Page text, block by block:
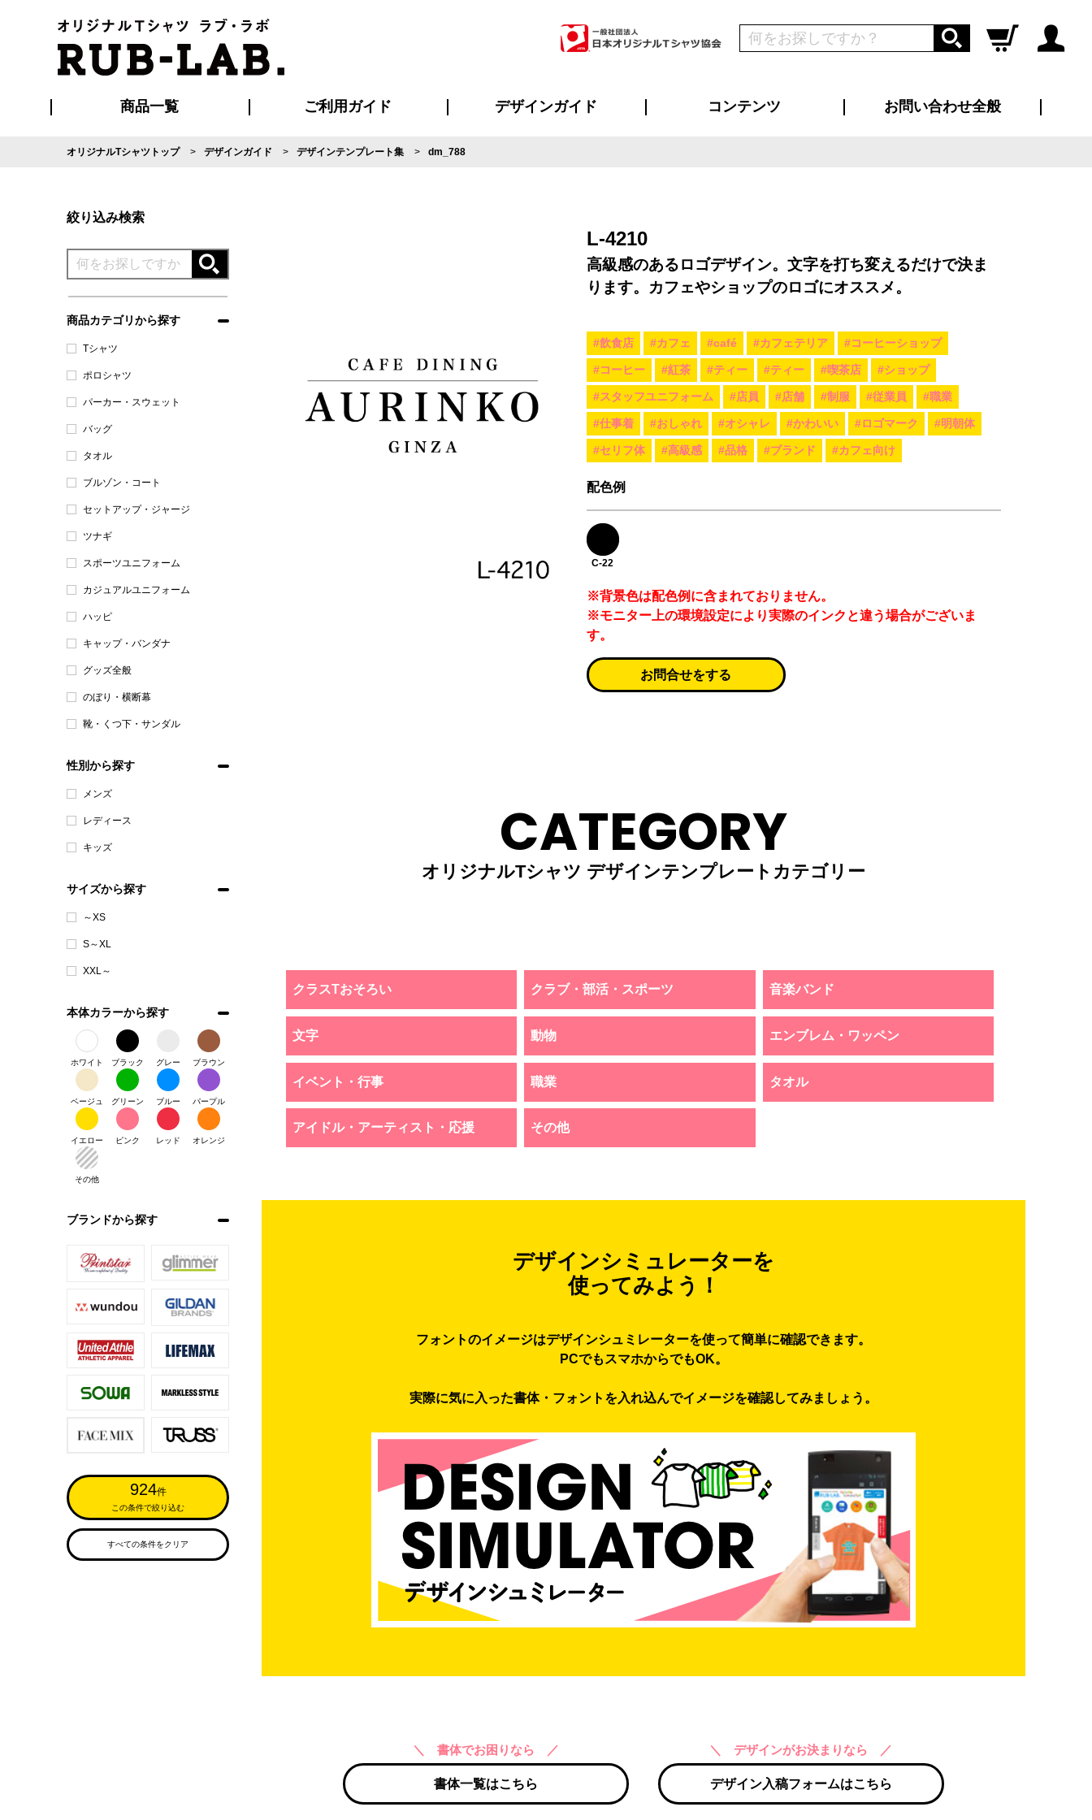
ログイン
商品一覧 ご利用ガイド
ご利用ガイド
はじめての方へ
再注文の方へ
お支払い方法について
割引まとめページ
発送・特急サービスについて
版の保管期限について
マイページ会員のメリット
よくあるご質問
デザインガイド コンテンツ お問い合わせ全般
オリジナルTシャツトップ デザインガイド デザインテンプレート集 dm_788
絞り込み検索
商品カテゴリから探す
Tシャツ
ポロシャツ
パーカー・スウェット
バッグ
タオル
ブルゾン・コート
セットアップ・ジャージ
ツナギ
スポーツユニフォーム
カジュアルユニフォーム
ハッピ
キャップ・バンダナ
グッズ全般
のぼり・横断幕
靴・くつ下・サンダル
性別から探す
メンズ
レディース
キッズ
サイズから探す
～XS
S～XL
XXL～
本体カラーから探す
ホワイト ブラック グレー ブラウン
ベージュ グリーン ブルー パープル
イエロー ピンク レッド オレンジ
その他
ブランドから探す
924件
この条件で絞り込む
すべての条件をクリア
L-4210
高級感のあるロゴデザイン。文字を打ち変えるだけで決ま
ります。カフェやショップのロゴにオススメ。
#飲食店 #カフェ #café #カフェテリア #コーヒーショップ
#コーヒー #紅茶 #ティー #ティー #喫茶店 #ショップ
#スタッフユニフォーム #店員 #店舗 #制服 #従業員 #職業
#仕事着 #おしゃれ #オシャレ #かわいい #ロゴマーク #明朝体
#セリフ体 #高級感 #品格 #ブランド #カフェ向け
配色例
C-22
※背景色は配色例に含まれておりません。
※モニター上の環境設定により実際のインクと違う場合がございま
す。
お問合せをする
CATEGORY
オリジナルTシャツ デザインテンプレートカテゴリー
クラスTおそろい クラブ・部活・スポーツ 音楽バンド
文字 動物 エンブレム・ワッペン
イベント・行事 職業 タオル
アイドル・アーティスト・応援 その他
デザインシミュレーターを
使ってみよう！
フォントのイメージはデザインシュミレーターを使って簡単に確認できます。
PCでもスマホからでもOK。
実際に気に入った書体・フォントを入れ込んでイメージを確認してみましょう。
＼ 書体でお困りなら ／
書体一覧はこちら
＼ デザインがお決まりなら ／
デザイン入稿フォームはこちら